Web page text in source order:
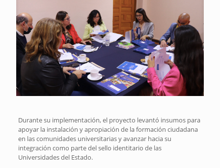
Durante su implementación, el proyecto levantó insumos para
apoyar la instalación y apropiación de la formación ciudadana
en las comunidades universitarias y avanzar hacia su
integración como parte del sello identitario de las
Universidades del Estado.